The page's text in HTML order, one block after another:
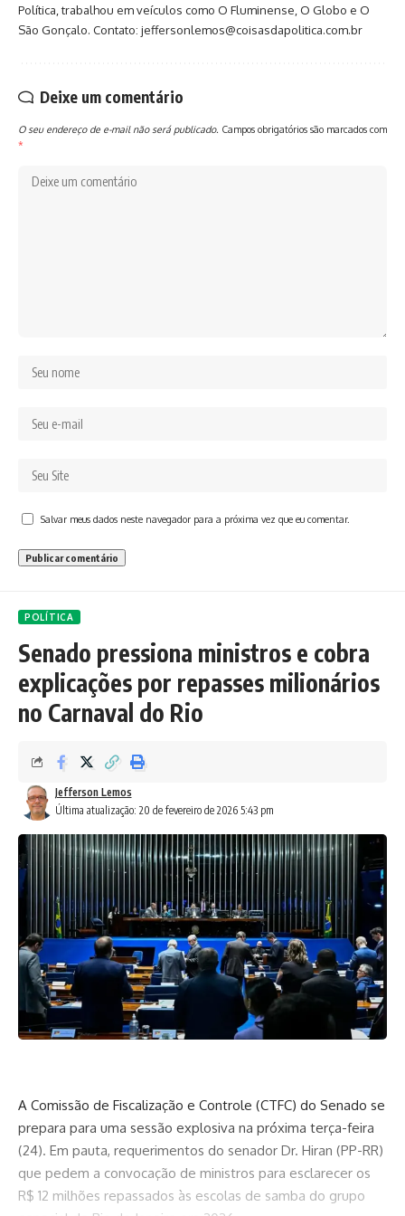
Política, trabalhou em veículos como O Fluminense, O Globo e O
São Gonçalo. Contato: jeffersonlemos@coisasdapolitica.com.br
Deixe um comentário
O seu endereço de e-mail não será publicado. Campos obrigatórios são marcados com
*
Salvar meus dados neste navegador para a próxima vez que eu comentar.
POLÍTICA
Senado pressiona ministros e cobra
explicações por repasses milionários
no Carnaval do Rio
Última atualização: 20 de fevereiro de 2026 5:43 pm
Jefferson Lemos
A Comissão de Fiscalização e Controle (CTFC) do Senado se
prepara para uma sessão explosiva na próxima terça-feira
(24). Em pauta, requerimentos do senador Dr. Hiran (PP-RR)
que pedem a convocação de ministros para esclarecer os
R$ 12 milhões repassados às escolas de samba do grupo